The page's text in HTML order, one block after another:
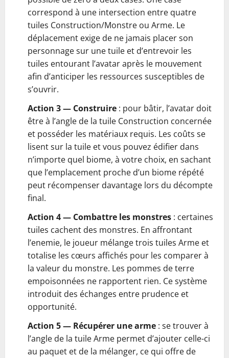
correspond à une intersection entre quatre
tuiles Construction/Monstre ou Arme. Le
déplacement exige de ne jamais placer son
personnage sur une tuile et d’entrevoir les
tuiles entourant l’avatar après le mouvement
afin d’anticiper les ressources susceptibles de
s’ouvrir.
Action 3 — Construire : pour bâtir, l’avatar doit
être à l’angle de la tuile Construction concernée
et posséder les matériaux requis. Les coûts se
lisent sur la tuile et vous pouvez édifier dans
n’importe quel biome, à votre choix, en sachant
que l’emplacement proche d’un biome répété
peut récompenser davantage lors du décompte
final.
Action 4 — Combattre les monstres : certaines
tuiles cachent des monstres. En affrontant
l’enemie, le joueur mélange trois tuiles Arme et
totalise les cœurs affichés pour les comparer à
la valeur du monstre. Les pommes de terre
empoisonnées ne rapportent rien. Ce système
introduit des échanges entre prudence et
opportunité.
Action 5 — Récupérer une arme : se trouver à
l’angle de la tuile Arme permet d’ajouter celle-ci
au paquet et de la mélanger, ce qui offre de